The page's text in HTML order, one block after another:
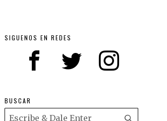
SIGUENOS EN REDES
BUSCAR